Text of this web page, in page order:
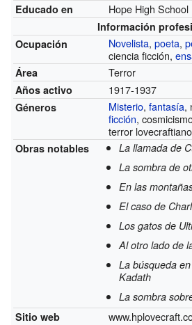
Educado en
Hope High School
Información
Ocupación
Novelista,poeta,
ciencia ficción,
Área Terror
Años activo 1917-1937
Géneros Misterio,fantasía,
ficción,
terror
Obras notables
La llamada de
La sombra de
En las
El caso de
Los gatos de
Al otro lado de
La búsqueda
Kadath
La sombra
Sitio web